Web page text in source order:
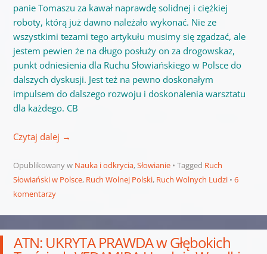
panie Tomaszu za kawał naprawdę solidnej i ciężkiej
roboty, którą już dawno należało wykonać. Nie ze
wszystkimi tezami tego artykułu musimy się zgadzać, ale
jestem pewien że na długo posłuży on za drogowskaz,
punkt odniesienia dla Ruchu Słowiańskiego w Polsce do
dalszych dyskusji. Jest też na pewno doskonałym
impulsem do dalszego rozwoju i doskonalenia warsztatu
dla każdego. CB
Czytaj dalej →
Opublikowany w Nauka i odkrycia,Słowianie Tagged Ruch
Słowiański w Polsce, Ruch Wolnej Polski, Ruch Wolnych Ludzi
6
komentarzy
ATN: UKRYTA PRAWDA w Głębokich